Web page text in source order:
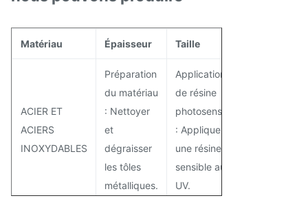
Matériau Épaisseur Taille
ACIER ET
ACIERS
INOXYDABLES
Préparation
du matériau
: Nettoyer
et
dégraisser
les tôles
métalliques.
Application
de résine
photosensible
: Appliquer
une résine
sensible aux
UV.